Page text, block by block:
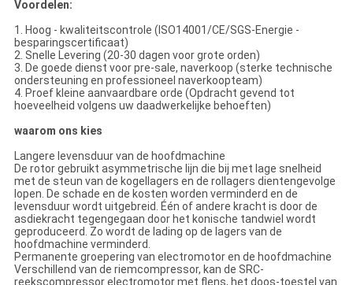
Voordelen:
1.
Hoog - kwaliteitscontrole (ISO14001/CE/SGS-Energie -
besparingscertificaat)
2. Snelle Levering (20-30 dagen voor grote orden)
3. De goede dienst voor pre-sale, naverkoop (sterke technische
ondersteuning en professioneel naverkoopteam)
4. Proef kleine aanvaardbare orde (Opdracht gevend tot
hoeveelheid volgens uw daadwerkelijke behoeften)
waarom ons kies
Langere levensduur van de hoofdmachine
De rotor gebruikt asymmetrische lijn die bij met lage snelheid
met de steun van de kogellagers en de rollagers dientengevolge
lopen. De schade en de kosten worden verminderd en de
levensduur wordt uitgebreid. Één of andere kracht is door de
asdiekracht tegengegaan door het konische tandwiel wordt
geproduceerd. Zo wordt de lading op de lagers van de
hoofdmachine verminderd.
Permanente groepering van electromotor en de hoofdmachine
Verschillend van de riemcompressor, kan de SRC-
reekscompressor electromotor met flens, het doos-toestel van